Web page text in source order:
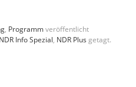
, Programmveröffentlicht
NDR Info Spezial, NDR Plus getagt.